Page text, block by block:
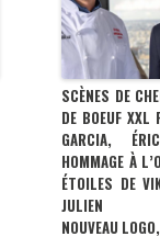
SCÈNES DE
DE BOEUF XXL
GARCIA,
HOMMAGE À
ÉTOILES DE
JULIEN
NOUVEAU